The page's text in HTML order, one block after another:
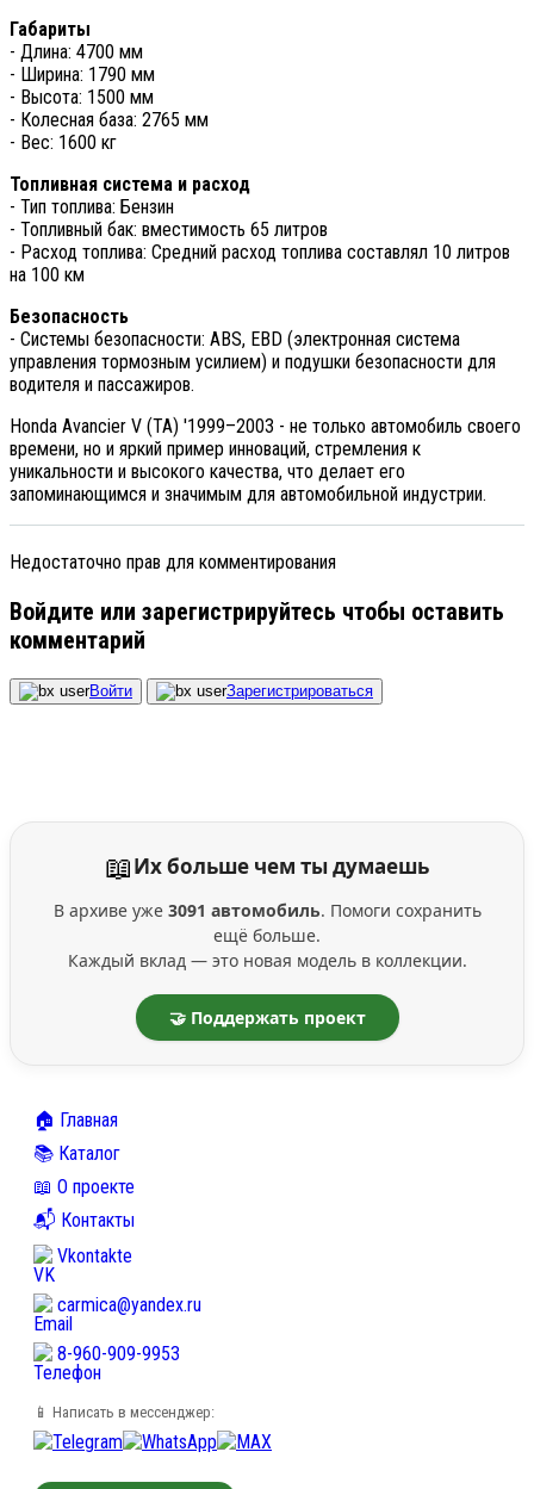
Габариты
- Длина: 4700 мм
- Ширина: 1790 мм
- Высота: 1500 мм
- Колесная база: 2765 мм
- Вес: 1600 кг
Топливная система и расход
- Тип топлива: Бензин
- Топливный бак: вместимость 65 литров
- Расход топлива: Средний расход топлива составлял 10 литров
на 100 км
Безопасность
- Системы безопасности: ABS, EBD (электронная система
управления тормозным усилием) и подушки безопасности для
водителя и пассажиров.
Honda Avancier V (TA) '1999–2003 - не только автомобиль своего
времени, но и яркий пример инноваций, стремления к
уникальности и высокого качества, что делает его
запоминающимся и значимым для автомобильной индустрии.
Недостаточно прав для комментирования
Войдите или зарегистрируйтесь чтобы оставить
комментарий
Войти Зарегистрироваться
📖Их больше чем ты думаешь
В архиве уже 3091 автомобиль. Помоги сохранить
ещё больше.
Каждый вклад — это новая модель в коллекции.
🤝 Поддержать проект
🏠 Главная
📚 Каталог
📖 О проекте
📬 Контакты
Vkontakte
carmica@yandex.ru
8-960-909-9953
📱 Написать в мессенджер: